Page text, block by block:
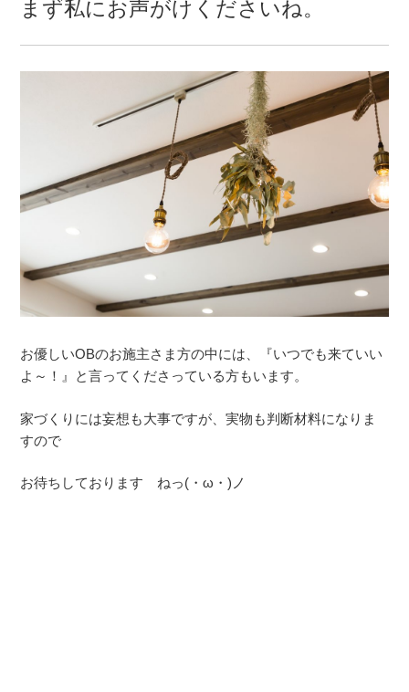
まず私にお声がけくださいね。
お優しいOBのお施主さま方の中には、『いつでも来ていい
よ～！』と言ってくださっている方もいます。
家づくりには妄想も大事ですが、実物も判断材料になりま
すので
お待ちしております ねっ(・ω・)ノ